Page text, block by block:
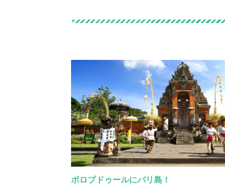
ボロブドゥールにバリ島！